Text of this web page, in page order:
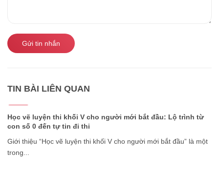
Gửi tin nhắn
TIN BÀI LIÊN QUAN